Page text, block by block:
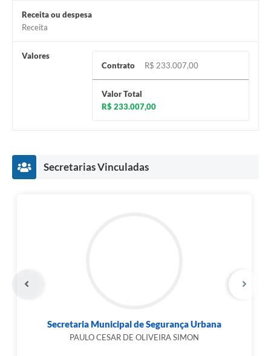
Receita ou despesa
Receita
Valores
Contrato
R$ 233.007,00
Valor Total
R$ 233.007,00
Secretarias Vinculadas
Secretaria Municipal de Meio Ambiente,...
JOAQUIM CAMILLO CASSEMIRO